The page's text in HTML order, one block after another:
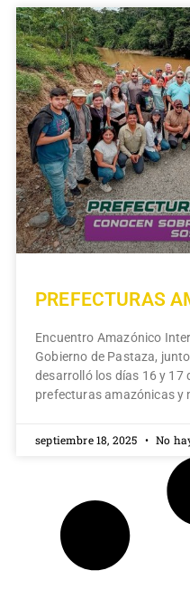
PREFECTURAS
Encuentro Amazónico
Gobierno de Pastaza,
desarrolló los días 16 y 17
prefecturas amazónicas y
septiembre 18, 2025 No